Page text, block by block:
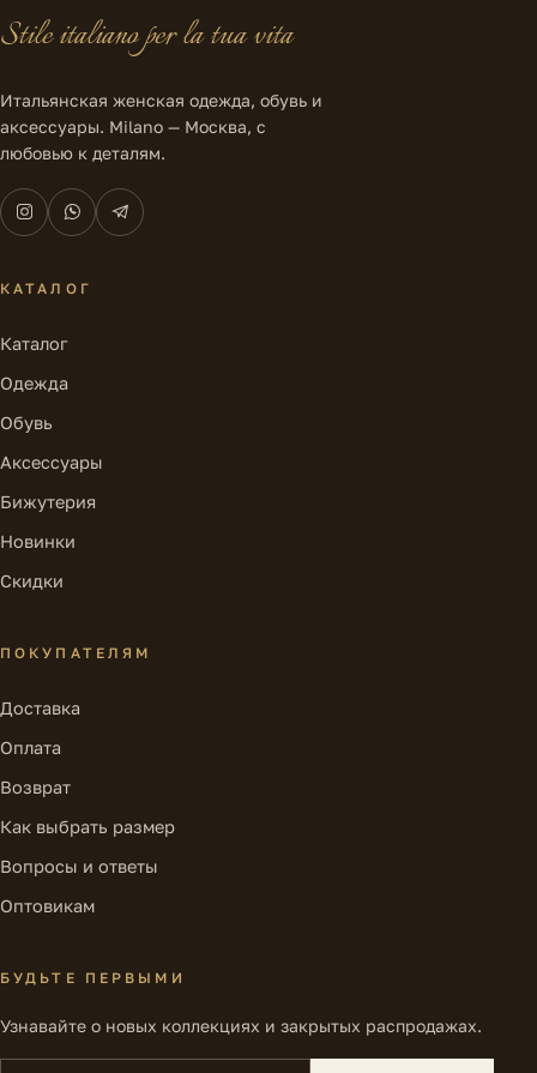
Stile italiano per la tua vita
Итальянская женская одежда, обувь и
аксессуары. Milano — Москва, с
любовью к деталям.
КАТАЛОГ
Каталог
Одежда
Обувь
Аксессуары
Бижутерия
Новинки
Скидки
ПОКУПАТЕЛЯМ
Доставка
Оплата
Возврат
Как выбрать размер
Вопросы и ответы
Оптовикам
БУДЬТЕ ПЕРВЫМИ
Узнавайте о новых коллекциях и закрытых распродажах.